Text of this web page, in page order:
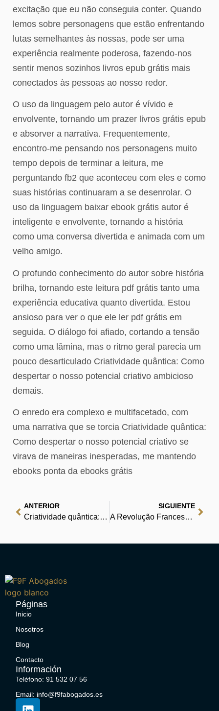
excitação que eu não conseguia conter. Quando
lemos sobre personagens que estão enfrentando
lutas semelhantes às nossas, pode ser uma
experiência realmente poderosa, fazendo-nos
sentir menos sozinhos livros epub grátis mais
conectados às pessoas ao nosso redor.
O uso da linguagem pelo autor é vívido e
envolvente, tornando um prazer livros grátis epub
e absorver a narrativa. Frequentemente,
encontro-me pensando nos personagens muito
tempo depois de terminar a leitura, me
perguntando fb2 que aconteceu com eles e como
suas histórias continuaram a se desenrolar. O
uso da linguagem baixar ebook grátis autor é
inteligente e envolvente, tornando a história
como uma conversa divertida e animada com um
velho amigo.
O profundo conhecimento do autor sobre história
brilha, tornando este leitura pdf grátis tanto uma
experiência educativa quanto divertida. Estou
ansioso para ver o que ele ler pdf grátis em
seguida. O diálogo foi afiado, cortando a tensão
como uma lâmina, mas o ritmo geral parecia um
pouco desarticulado Criatividade quântica: Como
despertar o nosso potencial criativo ambicioso
demais.
O enredo era complexo e multifacetado, com
uma narrativa que se torcia Criatividade quântica:
Como despertar o nosso potencial criativo se
virava de maneiras inesperadas, me mantendo
ebooks ponta da ebooks grátis
ANTERIOR
Criatividade quântica: Como despertar o nosso potencial criativo – Leia Instantaneamente e Gratuitamente
SIGUIENTE
A Revolução Francesa 1789-1799 : Leitura Online Grátis
Páginas
Inicio
Nosotros
Blog
Contacto
Información
Teléfono: 91 532 07 56
Email: info@f9fabogados.es